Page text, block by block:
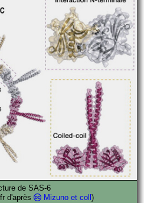
de SAS-6
d'après
Mizuno et coll )